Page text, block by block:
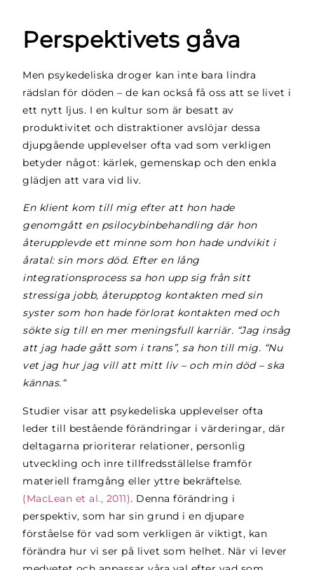
Perspektivets gåva
Men psykedeliska droger kan inte bara lindra
rädslan för döden – de kan också få oss att se livet i
ett nytt ljus. I en kultur som är besatt av
produktivitet och distraktioner avslöjar dessa
djupgående upplevelser ofta vad som verkligen
betyder något: kärlek, gemenskap och den enkla
glädjen att vara vid liv.
En klient kom till mig efter att hon hade
genomgått en psilocybinbehandling där hon
återupplevde ett minne som hon hade undvikit i
åratal: sin mors död. Efter en lång
integrationsprocess sa hon upp sig från sitt
stressiga jobb, återupptog kontakten med sin
syster som hon hade förlorat kontakten med och
sökte sig till en mer meningsfull karriär. “Jag insåg
att jag hade gått som i trans”, sa hon till mig. “Nu
vet jag hur jag vill att mitt liv – och min död – ska
kännas.“
Studier visar att psykedeliska upplevelser ofta
leder till bestående förändringar i värderingar, där
deltagarna prioriterar relationer, personlig
utveckling och inre tillfredsställelse framför
materiell framgång eller yttre bekräftelse.
(MacLean et al., 2011). Denna förändring i
perspektiv, som har sin grund i en djupare
förståelse för vad som verkligen är viktigt, kan
förändra hur vi ser på livet som helhet. När vi lever